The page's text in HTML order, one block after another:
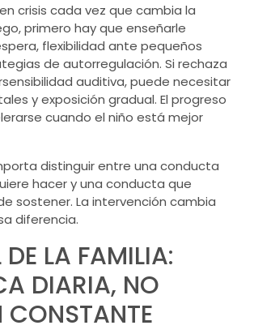
crisis cada vez que cambia la
primero hay que enseñarle
flexibilidad ante pequeños
de autorregulación. Si rechaza
auditiva, puede necesitar
y exposición gradual. El progreso
cuando el niño está mejor
distinguir entre una conducta
hacer y una conducta que
sostener. La intervención cambia
diferencia.
DE LA FAMILIA:
DIARIA, NO
CONSTANTE